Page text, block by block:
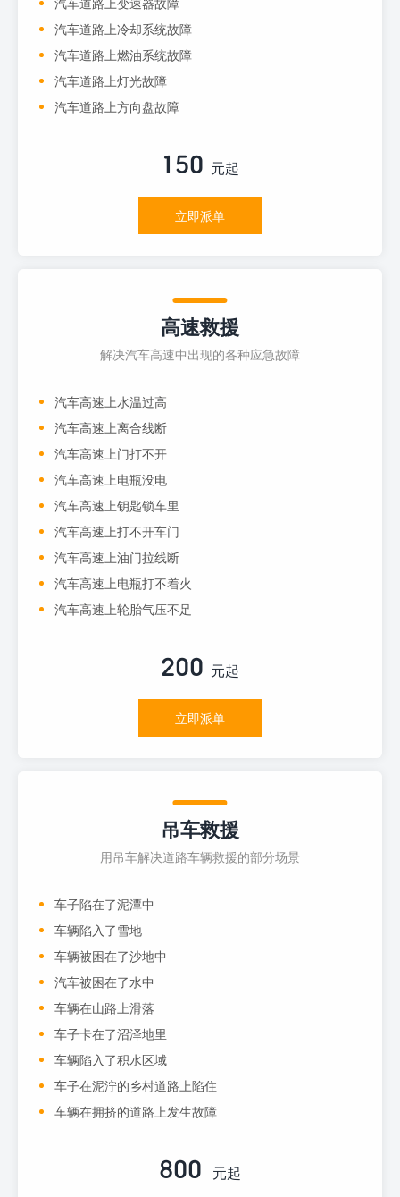
汽车道路上变速器故障
汽车道路上冷却系统故障
汽车道路上燃油系统故障
汽车道路上灯光故障
汽车道路上方向盘故障
150 元起
立即派单
高速救援
解决汽车高速中出现的各种应急故障
汽车高速上水温过高
汽车高速上离合线断
汽车高速上门打不开
汽车高速上电瓶没电
汽车高速上钥匙锁车里
汽车高速上打不开车门
汽车高速上油门拉线断
汽车高速上电瓶打不着火
汽车高速上轮胎气压不足
200 元起
立即派单
吊车救援
用吊车解决道路车辆救援的部分场景
车子陷在了泥潭中
车辆陷入了雪地
车辆被困在了沙地中
汽车被困在了水中
车辆在山路上滑落
车子卡在了沼泽地里
车辆陷入了积水区域
车子在泥泞的乡村道路上陷住
车辆在拥挤的道路上发生故障
800 元起